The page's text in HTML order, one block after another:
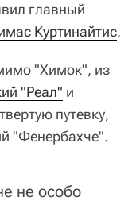
главный
Куртинайтис.
"Химок", из
"Реал" и
путевку,
"Фенербахче".
не особо